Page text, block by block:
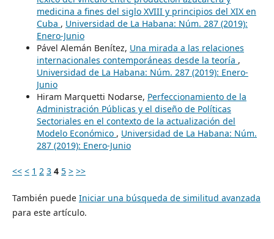
medicina a fines del siglo XVIII y principios del XIX en
Cuba , Universidad de La Habana: Núm. 287 (2019):
Enero-Junio
Pável Alemán Benítez, Una mirada a las relaciones
internacionales contemporáneas desde la teoría ,
Universidad de La Habana: Núm. 287 (2019): Enero-
Junio
Hiram Marquetti Nodarse, Perfeccionamiento de la
Administración Públicas y el diseño de Políticas
Sectoriales en el contexto de la actualización del
Modelo Económico , Universidad de La Habana: Núm.
287 (2019): Enero-Junio
<< < 1 2 3 4 5 > >>
También puede Iniciar una búsqueda de similitud avanzada
para este artículo.